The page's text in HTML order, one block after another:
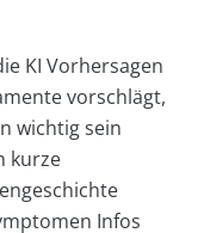
KI Vorhersagen
vorschlägt,
wichtig sein
kurze
Infos